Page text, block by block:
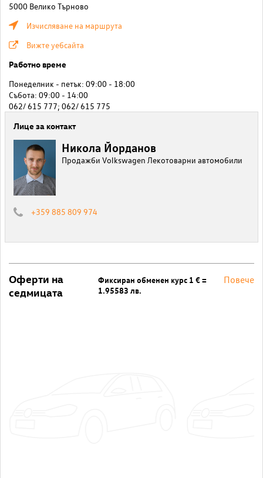
5000 Велико Търново
Изчисляване на маршрута
Вижте уебсайта
Работно време
Понеделник - петък: 09:00 - 18:00
Събота: 09:00 - 14:00
062/ 615 777; 062/ 615 775
Лице за контакт
Никола Йорданов
Продажби Volkswagen Лекотоварни автомобили
+359 885 809 974
Оферти на
седмицата
Фиксиран обменен курс 1 € =
1.95583 лв.
Повече